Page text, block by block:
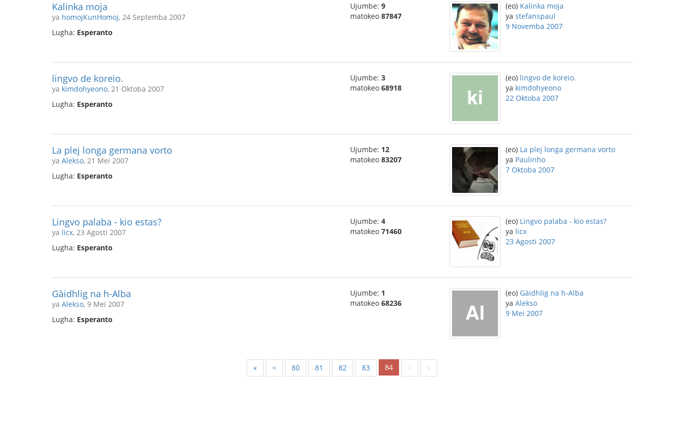
Kalinka moja
ya homojKunHomoj, 24 Septemba 2007
Lugha: Esperanto
Ujumbe: 9
matokeo 87847
(eo) Kalinka moja
ya stefanspaul
9 Novemba 2007
lingvo de koreio.
ya kimdohyeono, 21 Oktoba 2007
Lugha: Esperanto
Ujumbe: 3
matokeo 68918
(eo) lingvo de koreio.
ya kimdohyeono
22 Oktoba 2007
La plej longa germana vorto
ya Alekso, 21 Mei 2007
Lugha: Esperanto
Ujumbe: 12
matokeo 83207
(eo) La plej longa germana vorto
ya Paulinho
7 Oktoba 2007
Lingvo palaba - kio estas?
ya licx, 23 Agosti 2007
Lugha: Esperanto
Ujumbe: 4
matokeo 71460
(eo) Lingvo palaba - kio estas?
ya licx
23 Agosti 2007
Gàidhlig na h-Alba
ya Alekso, 9 Mei 2007
Lugha: Esperanto
Ujumbe: 1
matokeo 68236
(eo) Gàidhlig na h-Alba
ya Alekso
9 Mei 2007
« < 80 81 82 83 84 > »